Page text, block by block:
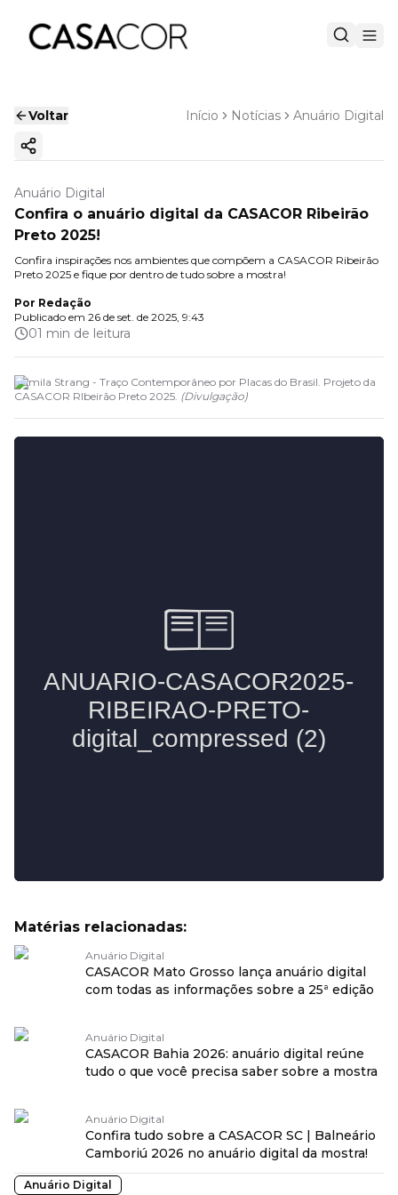
Voltar Início Notícias Anuário Digital
Copiar link
Anuário Digital
Confira o anuário digital da CASACOR Ribeirão
Preto 2025!
Confira inspirações nos ambientes que compõem a CASACOR Ribeirão
Preto 2025 e fique por dentro de tudo sobre a mostra!
Por Redação
Publicado em 26 de set. de 2025, 9:43
01 min de leitura
Camila Strang - Traço Contemporâneo por Placas do Brasil. Projeto da
CASACOR RIbeirão Preto 2025. (Divulgação)
Matérias relacionadas:
Anuário Digital
CASACOR Mato Grosso lança anuário digital
com todas as informações sobre a 25ª edição
Anuário Digital
CASACOR Bahia 2026: anuário digital reúne
tudo o que você precisa saber sobre a mostra
Anuário Digital
Confira tudo sobre a CASACOR SC | Balneário
Camboriú 2026 no anuário digital da mostra!
Anuário Digital